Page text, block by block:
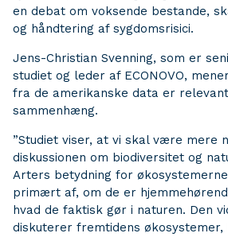
en debat om voksende bestande,
og håndtering af sygdomsrisici.
Jens-Christian Svenning, som er
studiet og leder af ECONOVO,
fra de amerikanske data er
sammenhæng.
”Studiet viser, at vi skal være mere
diskussionen om biodiversitet og
Arters betydning for
primært af, om de er
hvad de faktisk gør i naturen. Den
diskuterer fremtidens økosystemer,